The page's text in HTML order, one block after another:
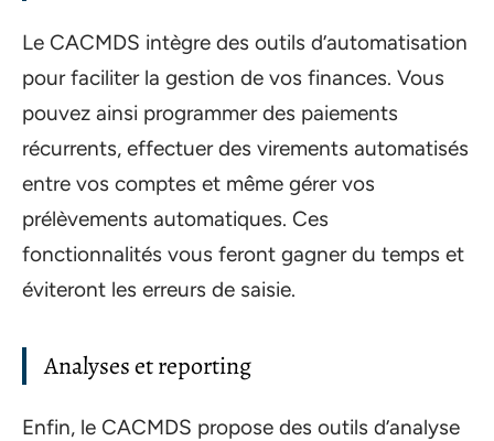
Le CACMDS intègre des outils d’automatisation
pour faciliter la gestion de vos finances. Vous
pouvez ainsi programmer des paiements
récurrents, effectuer des virements automatisés
entre vos comptes et même gérer vos
prélèvements automatiques. Ces
fonctionnalités vous feront gagner du temps et
éviteront les erreurs de saisie.
Analyses et reporting
Enfin, le CACMDS propose des outils d’analyse